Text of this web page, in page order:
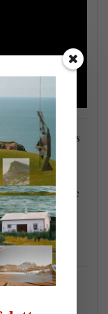
aux passionés
/
: batterie
/
Maboungo :